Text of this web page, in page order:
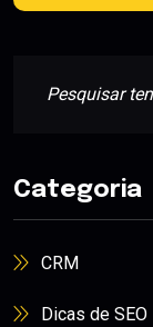
Categoria
CRM
Dicas de SEO